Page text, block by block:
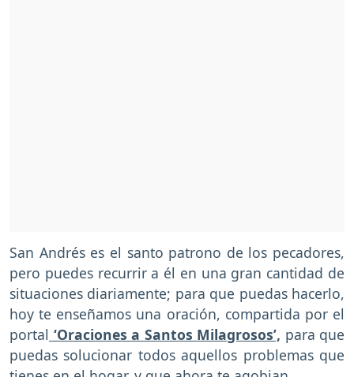
San Andrés es el santo patrono de los pecadores,
pero puedes recurrir a él en una gran cantidad de
situaciones diariamente; para que puedas hacerlo,
hoy te enseñamos una oración, compartida por el
portal ‘Oraciones a Santos Milagrosos’, para que
puedas solucionar todos aquellos problemas que